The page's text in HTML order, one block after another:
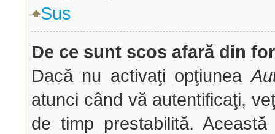
Sus
De ce sunt scos afară din
Dacă nu activaţi opţiunea
atunci când vă autentificaţi,
de timp prestabilită.